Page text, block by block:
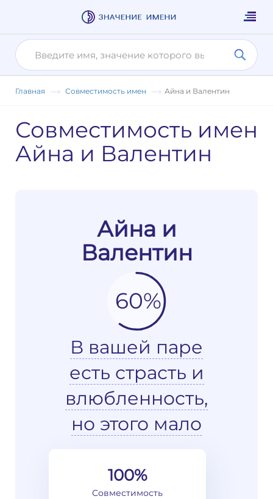
Главная Совместимость имен Айна и Валентин
Совместимость имен
Айна и Валентин
Айна и
Валентин
60%
В вашей паре
есть страсть и
влюбленность,
но этого мало
100%
Совместимость